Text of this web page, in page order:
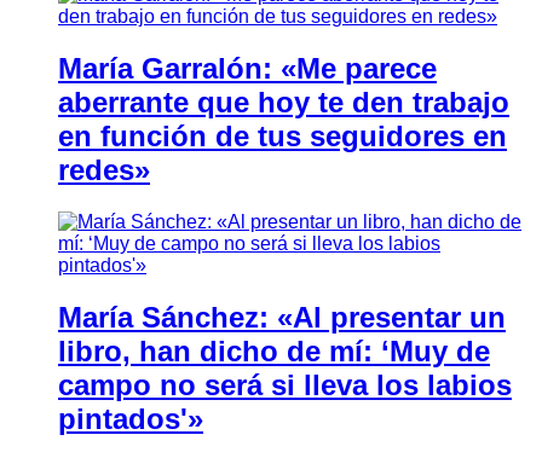
María Garralón: «Me parece
aberrante que hoy te den trabajo
en función de tus seguidores en
redes»
María Sánchez: «Al presentar un
libro, han dicho de mí: ‘Muy de
campo no será si lleva los labios
pintados'»